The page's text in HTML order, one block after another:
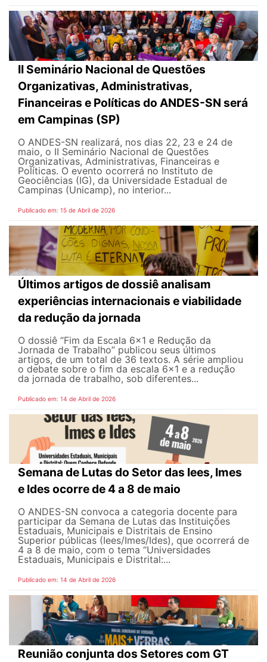
II Seminário Nacional de Questões
Organizativas, Administrativas,
Financeiras e Políticas do ANDES-SN será
em Campinas (SP)
O ANDES-SN realizará, nos dias 22, 23 e 24 de
maio, o II Seminário Nacional de Questões
Organizativas, Administrativas, Financeiras e
Políticas. O evento ocorrerá no Instituto de
Geociências (IG), da Universidade Estadual de
Campinas (Unicamp), no interior...
Publicado em: 15 de Abril de 2026
Últimos artigos de dossiê analisam
experiências internacionais e viabilidade
da redução da jornada
O dossiê “Fim da Escala 6×1 e Redução da
Jornada de Trabalho” publicou seus últimos
artigos, de um total de 36 textos. A série ampliou
o debate sobre o fim da escala 6x1 e a redução
da jornada de trabalho, sob diferentes...
Publicado em: 14 de Abril de 2026
Semana de Lutas do Setor das Iees, Imes
e Ides ocorre de 4 a 8 de maio
O ANDES-SN convoca a categoria docente para
participar da Semana de Lutas das Instituições
Estaduais, Municipais e Distritais de Ensino
Superior públicas (Iees/Imes/Ides), que ocorrerá de
4 a 8 de maio, com o tema “Universidades
Estaduais, Municipais e Distrital:...
Publicado em: 14 de Abril de 2026
Reunião conjunta dos Setores com GT